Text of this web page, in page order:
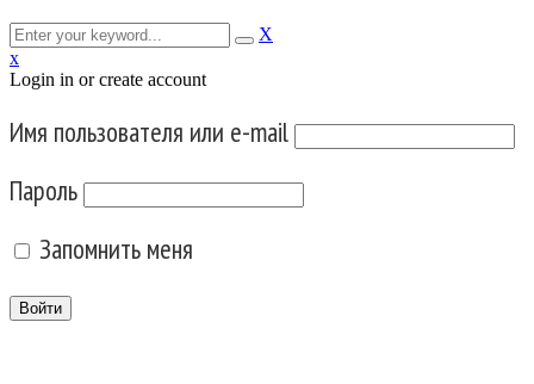
X
x
Login in or create account
Имя пользователя или e-mail
Пароль
Запомнить меня